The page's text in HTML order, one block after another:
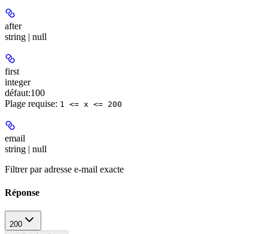
after
string | null
first
integer
défaut:100
Plage requise: 1 <= x <= 200
email
string | null
Filtrer par adresse e-mail exacte
Réponse
200